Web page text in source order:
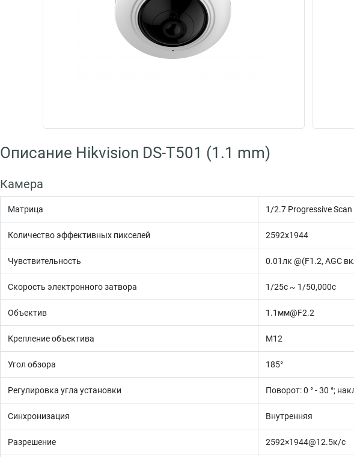
Описание Hikvision DS-T501 (1.1 mm)
Камера
Матрица 1/2.7 Progressive Scan
Количество эффективных пикселей 2592х1944
Чувствительность 0.01лк @(F1.2, AGC
Скорость электронного затвора 1/25с ~ 1/50,000с
Объектив 1.1мм@F2.2
Крепление объектива М12
Угол обзора 185°
Регулировка угла установки Поворот: 0 ° - 30 °;
Синхронизация Внутренняя
Разрешение 2592×1944@12.5к/c